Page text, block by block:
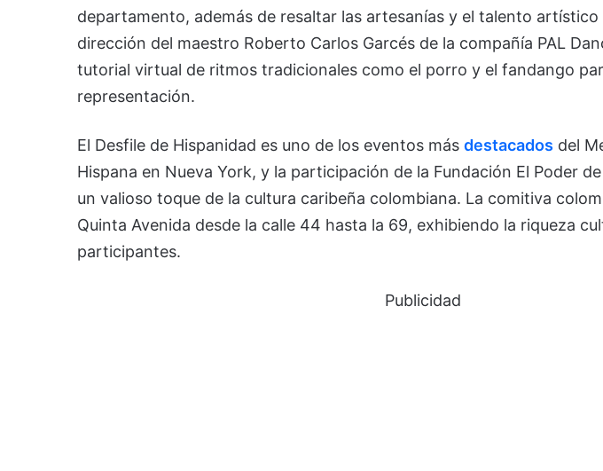
departamento, además de resaltar las artesanías y el talento artístico
dirección del maestro Roberto Carlos Garcés de la compañía PAL
tutorial virtual de ritmos tradicionales como el porro y el fandango
representación.
El Desfile de Hispanidad es uno de los eventos más destacados del
Hispana en Nueva York, y la participación de la Fundación El Poder
un valioso toque de la cultura caribeña colombiana. La comitiva
Quinta Avenida desde la calle 44 hasta la 69, exhibiendo la riqueza
participantes.
Publicidad